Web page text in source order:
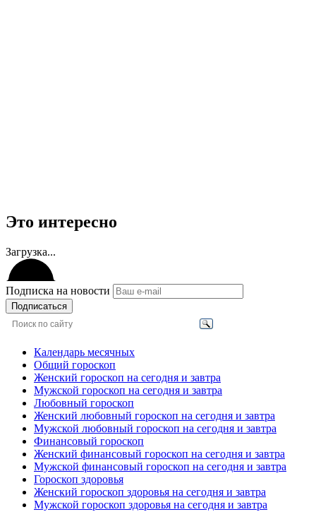
Это интересно
Загрузка...
Подписка на новости
Подписаться
Календарь месячных
Общий гороскоп
Женский гороскоп на сегодня и завтра
Мужской гороскоп на сегодня и завтра
Любовный гороскоп
Женский любовный гороскоп на сегодня и завтра
Мужской любовный гороскоп на сегодня и завтра
Финансовый гороскоп
Женский финансовый гороскоп на сегодня и завтра
Мужской финансовый гороскоп на сегодня и завтра
Гороскоп здоровья
Женский гороскоп здоровья на сегодня и завтра
Мужской гороскоп здоровья на сегодня и завтра